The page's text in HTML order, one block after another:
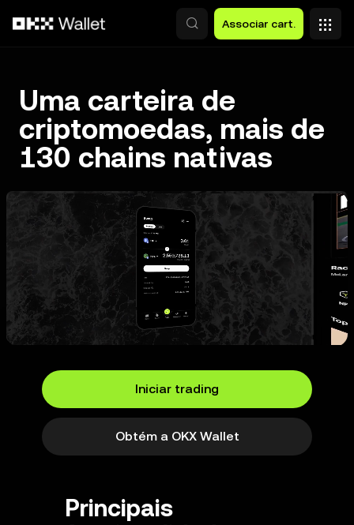
Associar cart.
Uma carteira de
criptomoedas, mais de
130 chains nativas
Iniciar trading
Obtém a OKX Wallet
Principais